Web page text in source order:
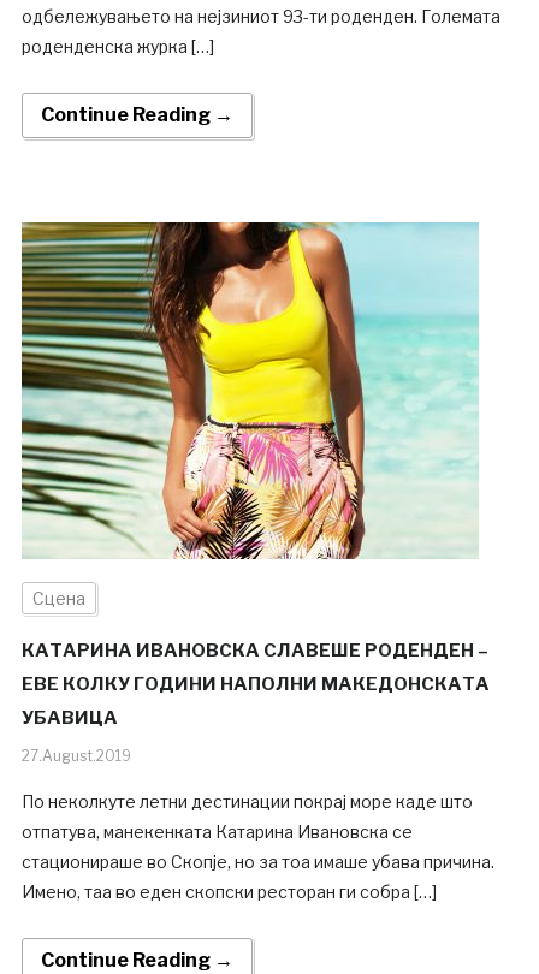
одбележувањето на нејзиниот 93-ти роденден. Големата
роденденска журка […]
Continue Reading →
Сцена
КАТАРИНА ИВАНОВСКА СЛАВЕШЕ РОДЕНДЕН –
ЕВЕ КОЛКУ ГОДИНИ НАПОЛНИ МАКЕДОНСКАТА
УБАВИЦА
27.August.2019
По неколкуте летни дестинации покрај море каде што
отпатува, манекенката Катарина Ивановска се
стационираше во Скопје, но за тоа имаше убава причина.
Имено, таа во еден скопски ресторан ги собра […]
Continue Reading →